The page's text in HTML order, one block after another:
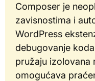
Composer je
zavisnostima i
WordPress
debugovanje
pružaju izolovana
omogućava